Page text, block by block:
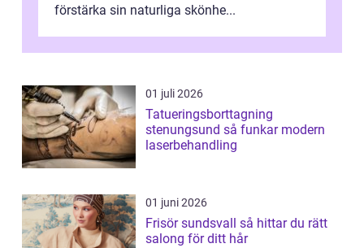
förstärka sin naturliga skönhe...
01 juli 2026
Tatueringsborttagning
stenungsund så funkar modern
laserbehandling
01 juni 2026
Frisör sundsvall så hittar du rätt
salong för ditt hår